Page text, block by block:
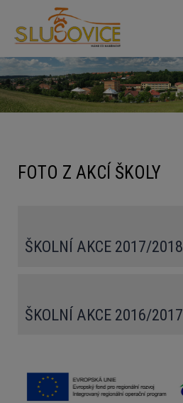
FOTO Z AKCÍ ŠKOLY
ŠKOLNÍ AKCE 2017/2018
ŠKOLNÍ AKCE 2016/2017